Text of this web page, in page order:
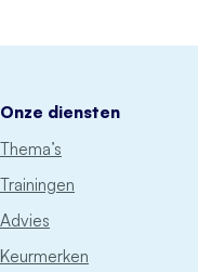
Onze diensten
Thema’s
Trainingen
Advies
Keurmerken